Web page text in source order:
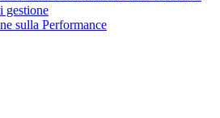
gestione
sulla Performance